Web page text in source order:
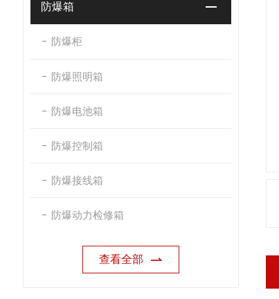
防爆箱
防爆柜
防爆照明箱
防爆电池箱
防爆控制箱
防爆接线箱
防爆动力检修箱
查看全部